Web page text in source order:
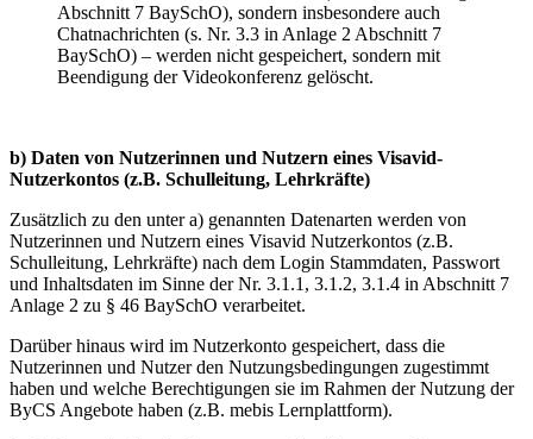
Abschnitt 7 BaySchO), sondern insbesondere auch
Chatnachrichten (s. Nr. 3.3 in Anlage 2 Abschnitt 7
BaySchO) – werden nicht gespeichert, sondern mit
Beendigung der Videokonferenz gelöscht.
b) Daten von Nutzerinnen und Nutzern eines Visavid-
Nutzerkontos (z.B. Schulleitung, Lehrkräfte)
Zusätzlich zu den unter a) genannten Datenarten werden von
Nutzerinnen und Nutzern eines Visavid Nutzerkontos (z.B.
Schulleitung, Lehrkräfte) nach dem Login Stammdaten, Passwort
und Inhaltsdaten im Sinne der Nr. 3.1.1, 3.1.2, 3.1.4 in Abschnitt 7
Anlage 2 zu § 46 BaySchO verarbeitet.
Darüber hinaus wird im Nutzerkonto gespeichert, dass die
Nutzerinnen und Nutzer den Nutzungsbedingungen zugestimmt
haben und welche Berechtigungen sie im Rahmen der Nutzung der
ByCS Angebote haben (z.B. mebis Lernplattform).